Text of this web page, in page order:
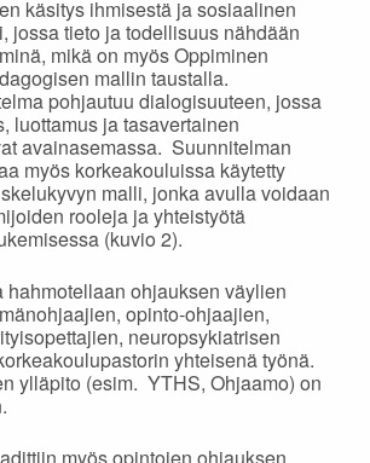
käsitys ihmisestä ja sosiaalinen
jossa tieto ja todellisuus nähdään
mikä on myös Oppiminen
mallin taustalla.
pohjautuu dialogisuuteen, jossa
luottamus ja tasavertainen
avainasemassa. Suunnitelman
myös korkeakouluissa käytetty
malli, jonka avulla voidaan
rooleja ja yhteistyötä
(kuvio 2).
hahmotellaan ohjauksen väylien
opinto-ohjaajien,
neuropsykiatrisen
yhteisenä työnä.
ylläpito (esim. YTHS, Ohjaamo) on
myös opintojen ohjauksen